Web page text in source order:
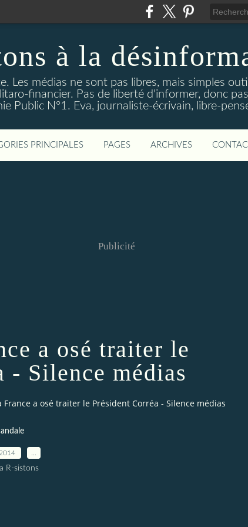
à la
Les médias ne sont pas libres, mais simples
financier. Pas de liberté d'informer, donc
Public N°1. Eva, journaliste-écrivain, libre-
PRINCIPALES PAGES ARCHIVES
Publicité
a osé traiter le
- Silence médias
France a osé traiter le Président Corréa - Silence médias
R-sistons